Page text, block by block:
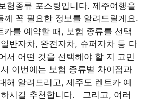
험종류 포스팅입니다. 제주여행을
께 꼭 필요한 정보를 알려드릴게요.
카를 예약할 때, 보험 종류를 선택
반자차, 완전자차, 슈퍼자차 등 다
서 어떤 것을 선택해야 할 지 고민
이번에는 보험 종류별 차이점과
해 알려드리고, 제주도 렌트카 예
시길 추천합니다. 그리고, 여러